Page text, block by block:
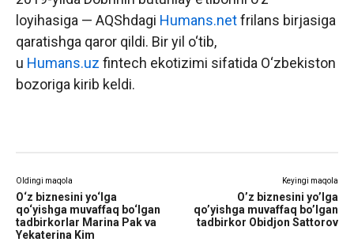
loyihasiga — AQShdagi Humans.netfrilans birjasiga
qaratishga qaror qildi. Bir yil o‘tib,
u Humans.uz fintech ekotizimi sifatida O‘zbekiston
bozoriga kirib keldi.
Oldingi maqola
O‘z biznesini yo‘lga
qo‘yishga muvaffaq bo‘lgan
tadbirkorlar Marina Pak va
Yekaterina Kim
Keyingi maqola
O’z biznesini yo’lga
qo’yishga muvaffaq bo’lgan
tadbirkor Obidjon Sattorov